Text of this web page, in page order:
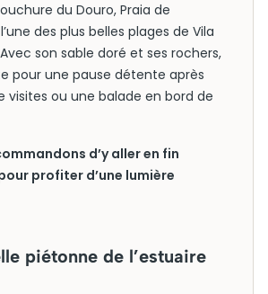
du Douro, Praia de
des plus belles plages de Vila
son sable doré et ses rochers,
pour une pause détente après
visites ou une balade en bord de
d’y aller en fin
profiter d’une lumière
piétonne de l’estuaire